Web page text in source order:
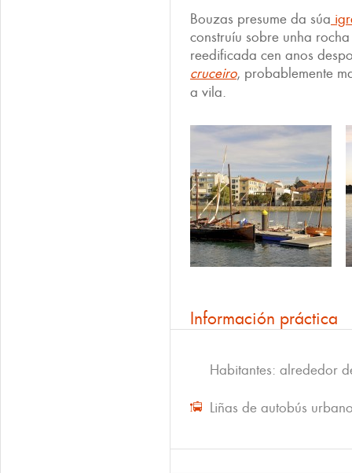
Bouzas presume da súa
construíu sobre unha
reedificada cen anos
cruceiro, probablemente
a vila.
Información práctica
Habitantes: alrededor
Liñas de autobús